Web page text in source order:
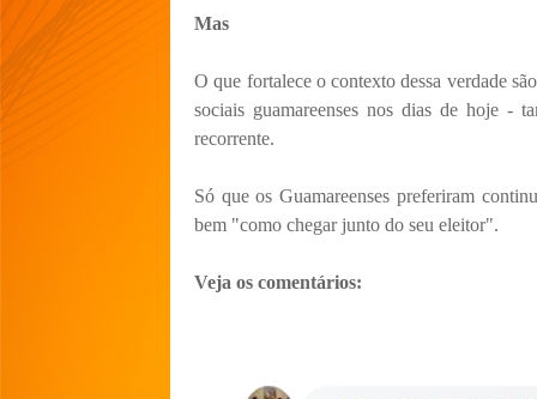
Mas
O que fortalece o contexto dessa verdade
sociais guamareenses nos dias de hoje -
recorrente.
Só que os Guamareenses preferiram
bem "como chegar junto do seu eleitor".
Veja os comentários: